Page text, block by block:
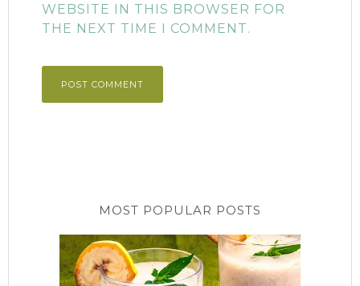
WEBSITE IN THIS BROWSER FOR
THE NEXT TIME I COMMENT.
MOST POPULAR POSTS